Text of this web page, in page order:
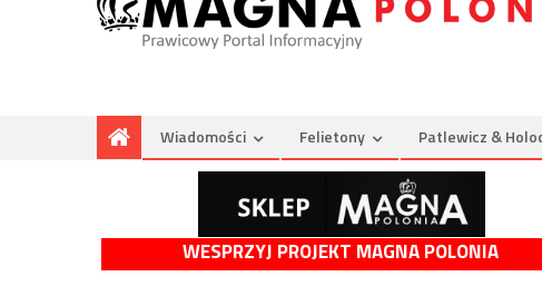
Wiadomości Felietony Patlewicz &
WESPRZYJ PROJEKT MAGNA POLONIA